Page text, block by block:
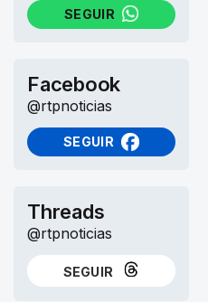
SEGUIR
NO WHATSAPP
Facebook
@rtpnoticias
SEGUIR
NO FACEBOOK
Threads
@rtpnoticias
SEGUIR
NO THREADS